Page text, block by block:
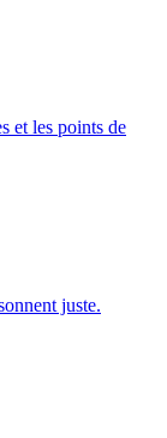
et les points de
juste.